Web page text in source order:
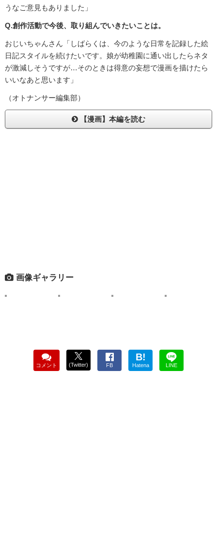
うなご意見もありました」
Q.創作活動で今後、取り組んでいきたいことは。
おじいちゃんさん「しばらくは、今のような日常を記録した絵
日記スタイルを続けたいです。娘が幼稚園に通い出したらネタ
が激減しそうですが…そのときは得意の妄想で漫画を描けたら
いいなあと思います」
（オトナンサー編集部）
【漫画】本編を読む
画像ギャラリー
コメント (Twitter) FB
B!
Hatena LINE